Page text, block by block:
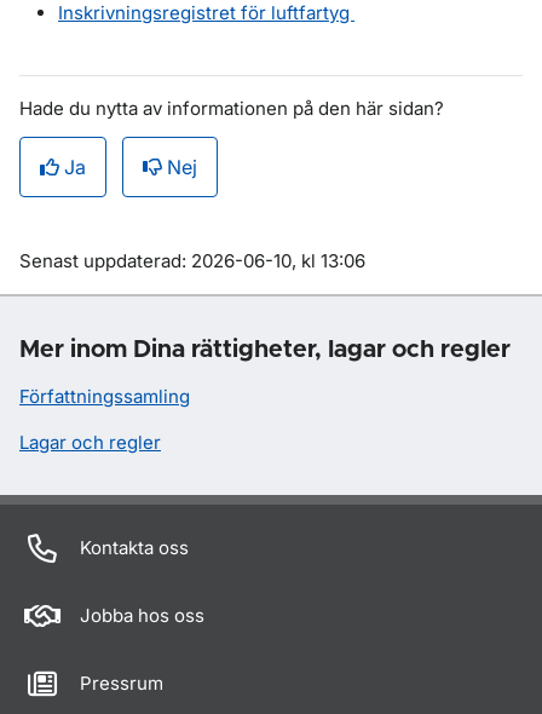
Inskrivningsregistret för luftfartyg
Hade du nytta av informationen på den här sidan?
Ja Nej
Om sidan
Senast uppdaterad: 2026-06-10, kl 13:06
Mer inom Dina rättigheter, lagar och regler
Författningssamling
Lagar och regler
Kontakta oss
Jobba hos oss
Pressrum